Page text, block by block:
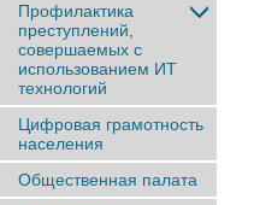
Профилактика
преступлений,
совершаемых с
использованием ИТ
технологий
Цифровая грамотность
населения
Общественная палата